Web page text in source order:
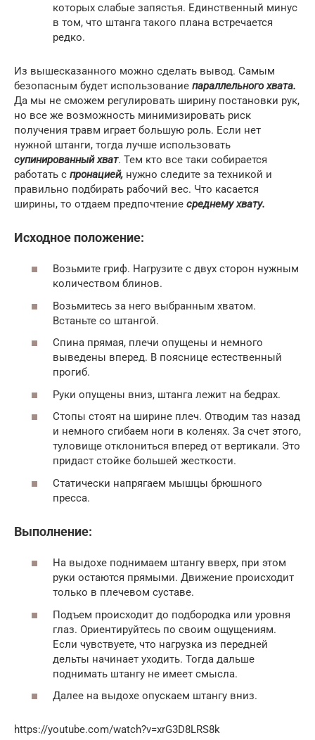
которых слабые запястья. Единственный минус
в том, что штанга такого плана встречается
редко.
Из вышесказанного можно сделать вывод. Самым
безопасным будет использование параллельного хвата.
Да мы не сможем регулировать ширину постановки рук,
но все же возможность минимизировать риск
получения травм играет большую роль. Если нет
нужной штанги, тогда лучше использовать
супинированный хват. Тем кто все таки собирается
работать с пронацией, нужно следите за техникой и
правильно подбирать рабочий вес. Что касается
ширины, то отдаем предпочтение среднему хвату.
Исходное положение:
Возьмите гриф. Нагрузите с двух сторон нужным
количеством блинов.
Возьмитесь за него выбранным хватом.
Встаньте со штангой.
Спина прямая, плечи опущены и немного
выведены вперед. В пояснице естественный
прогиб.
Руки опущены вниз, штанга лежит на бедрах.
Стопы стоят на ширине плеч. Отводим таз назад
и немного сгибаем ноги в коленях. За счет этого,
туловище отклониться вперед от вертикали. Это
придаст стойке большей жесткости.
Статически напрягаем мышцы брюшного
пресса.
Выполнение:
На выдохе поднимаем штангу вверх, при этом
руки остаются прямыми. Движение происходит
только в плечевом суставе.
Подъем происходит до подбородка или уровня
глаз. Ориентируйтесь по своим ощущениям.
Если чувствуете, что нагрузка из передней
дельты начинает уходить. Тогда дальше
поднимать штангу не имеет смысла.
Далее на выдохе опускаем штангу вниз.
https://youtube.com/watch?v=xrG3D8LRS8k